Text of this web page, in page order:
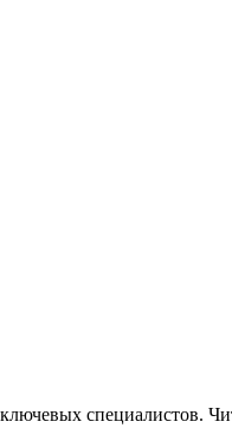
специалистов.